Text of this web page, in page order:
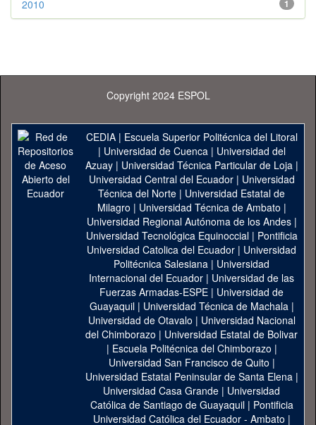
1
2010
Copyright 2024 ESPOL
CEDIA| Escuela Superior Politécnica del Litoral
| Universidad de Cuenca| Universidad del
Azuay| Universidad Técnica Particular de Loja|
Universidad Central del Ecuador| Universidad
Técnica del Norte | Universidad Estatal de
Milagro | Universidad Técnica de Ambato |
Universidad Regional Autónoma de los Andes|
Universidad Tecnológica Equinoccial| Pontificia
Universidad Catolica del Ecuador | Universidad
Politécnica Salesiana | Universidad
Internacional del Ecuador | Universidad de las
Fuerzas Armadas-ESPE | Universidad de
Guayaquil| Universidad Técnica de Machala|
Universidad de Otavalo | Universidad Nacional
del Chimborazo | Universidad Estatal de Bolivar
| Escuela Politécnica del Chimborazo |
Universidad San Francisco de Quito |
Universidad Estatal Peninsular de Santa Elena|
Universidad Casa Grande | Universidad
Católica de Santiago de Guayaquil| Pontificia
Universidad Católica del Ecuador - Ambato |